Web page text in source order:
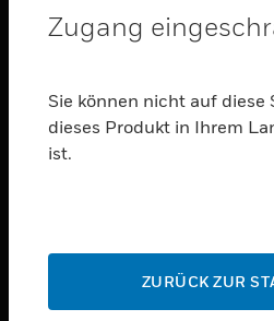
PRODUKTE
DIENSTE
BRANCHEN
Zugang
Sie können nicht auf diese
dieses Produkt in Ihrem
ist.
ZURÜCK ZUR